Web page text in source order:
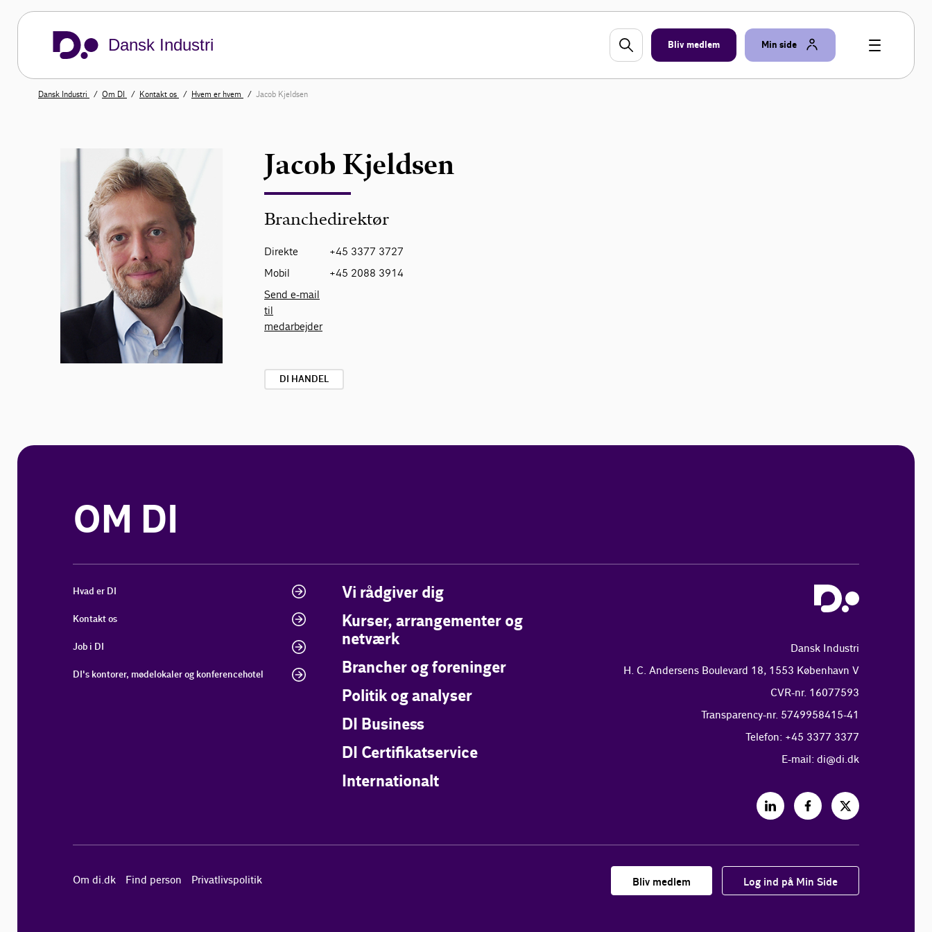
Dansk Industri Bliv medlem Min side
Dansk Industri Om DI Kontakt os Hvem er hvem Jacob Kjeldsen
Jacob Kjeldsen
Branchedirektør
Direkte
+45 3377 3727
Mobil
+45 2088 3914
Send e-mail
til
medarbejder
DI HANDEL
OM DI
Hvad er DI
Kontakt os
Job i DI
DI's kontorer, mødelokaler og konferencehotel
Vi rådgiver dig
Kurser, arrangementer og
netværk
Brancher og foreninger
Politik og analyser
DI Business
DI Certifikatservice
Internationalt
Dansk Industri
H. C. Andersens Boulevard 18, 1553 København V
CVR-nr. 16077593
Transparency-nr. 5749958415-41
Telefon: +45 3377 3377
E-mail: di@di.dk
Om di.dk Find person Privatlivspolitik Bliv medlem Log ind på Min Side